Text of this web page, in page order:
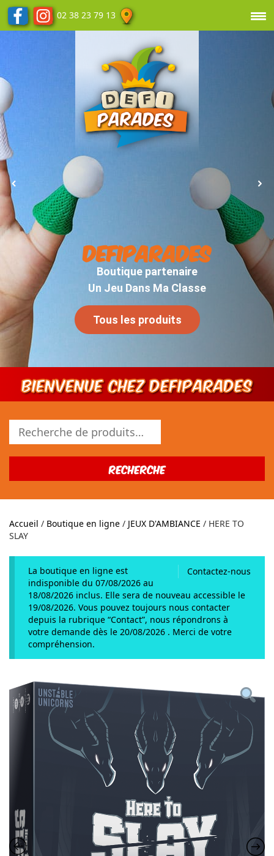
DEFIPARADES
Boutique partenaire
Un Jeu Dans Ma Classe
Tous les produits
02 38 23 79 13
Bienvenue chez DEFIPARADES
pour :
Recherche
Accueil / Boutique en ligne / JEUX D'AMBIANCE / HERE TO
SLAY
Contactez-nous
La boutique en ligne est
indisponible du 07/08/2026 au
18/08/2026 inclus. Elle sera de nouveau accessible le
19/08/2026. Vous pouvez toujours nous contacter
depuis la rubrique “Contact”, nous répondrons à
votre demande dès le 20/08/2026 . Merci de votre
compréhension.